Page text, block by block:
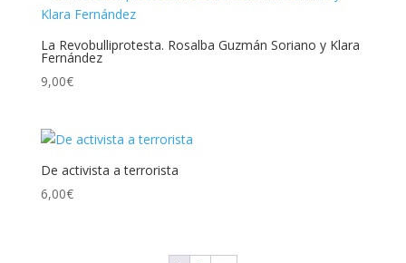
La Revobulliprotesta. Rosalba Guzmán Soriano y Klara
Fernández
9,00€
De activista a terrorista
6,00€